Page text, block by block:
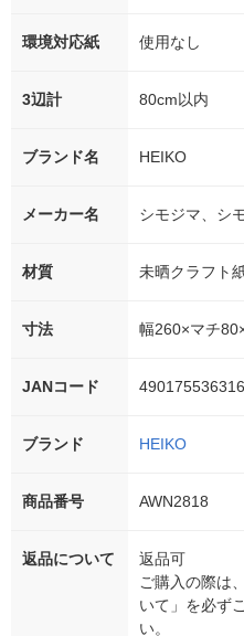
環境対応紙 使用なし
3辺計 80cm以内
ブランド名 HEIKO
メーカー名 シモジマ、シ
材質 未晒クラフト
寸法 幅260×マチ
JANコード
ブランド HEIKO
商品番号 AWN2818
返品について
返品可
ご購入の際は
いて」を必ず
い。